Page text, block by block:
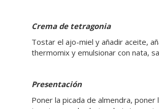
Crema de tetragonia
Tostar el ajo-miel y añadir aceite,
thermomix y emulsionar con nata,
Presentación
Poner la picada de almendra,